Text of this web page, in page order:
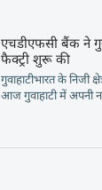
एचडीएफसी बैंक ने
फैक्ट्री शुरू की
गुवाहाटीभारत के निजी
आज गुवाहाटी में अपनी